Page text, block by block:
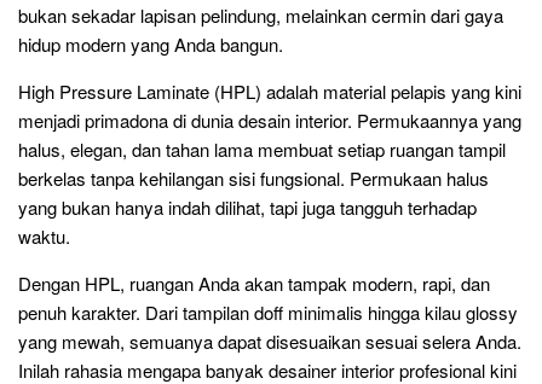
bukan sekadar lapisan pelindung, melainkan cermin dari gaya
hidup modern yang Anda bangun.
High Pressure Laminate (HPL) adalah material pelapis yang kini
menjadi primadona di dunia desain interior. Permukaannya yang
halus, elegan, dan tahan lama membuat setiap ruangan tampil
berkelas tanpa kehilangan sisi fungsional. Permukaan halus
yang bukan hanya indah dilihat, tapi juga tangguh terhadap
waktu.
Dengan HPL, ruangan Anda akan tampak modern, rapi, dan
penuh karakter. Dari tampilan doff minimalis hingga kilau glossy
yang mewah, semuanya dapat disesuaikan sesuai selera Anda.
Inilah rahasia mengapa banyak desainer interior profesional kini